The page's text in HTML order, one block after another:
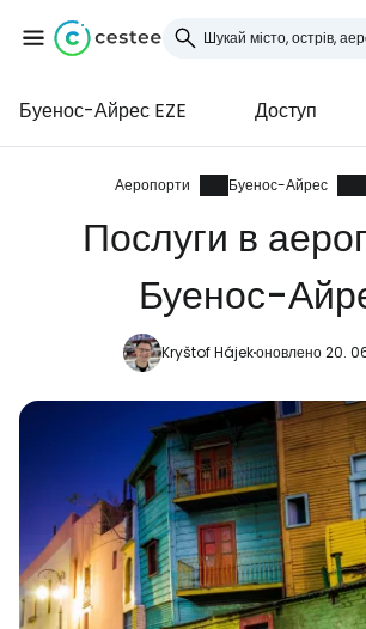
Буенос-Айрес EZE Доступ
Аеропорти Буенос-Айрес
Послуги в
Буенос-
Kryštof Hájekоновлено 20.
Увійдіть до
... світова туристична спільнота
Продовжуйте з
Продовжуйте у
Продовжити з email